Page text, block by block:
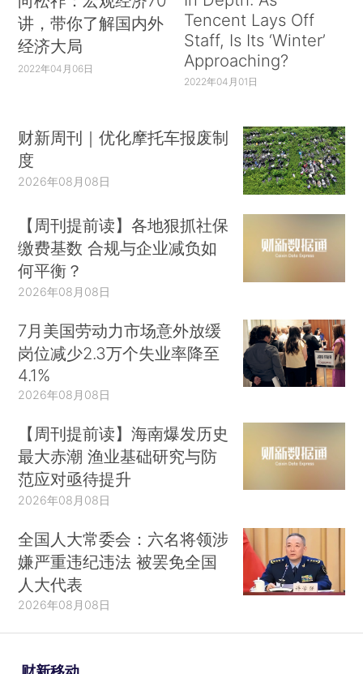
讲，带你了解国内外
经济大局
2022年04月06日
Tencent Lays Off
Staff, Is Its ‘Winter’
Approaching?
2022年04月01日
财新周刊｜优化摩托车报废制
度
2026年08月08日
【周刊提前读】各地狠抓社保
缴费基数 合规与企业减负如
何平衡？
2026年08月08日
7月美国劳动力市场意外放缓
岗位减少2.3万个失业率降至
4.1%
2026年08月08日
【周刊提前读】海南爆发历史
最大赤潮 渔业基础研究与防
范应对亟待提升
2026年08月08日
全国人大常委会：六名将领涉
嫌严重违纪违法 被罢免全国
人大代表
2026年08月08日